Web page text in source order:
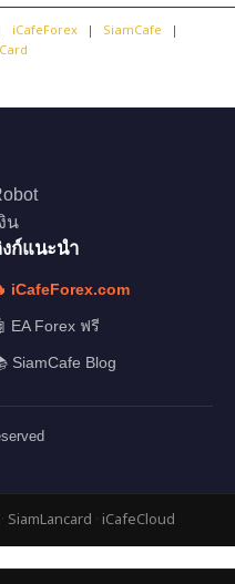
iCafeForex | SiamCafe
|
น
ก์แนะนำ
iCafeForex.com
EA Forex ฟรี
SiamCafe Blog
· SiamLancard · iCafeCloud